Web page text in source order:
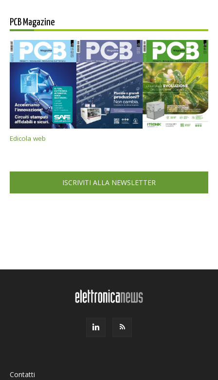
PCB Magazine
Edicola web
ISCRIVITI ALLA NEWSLETTER
Contatti